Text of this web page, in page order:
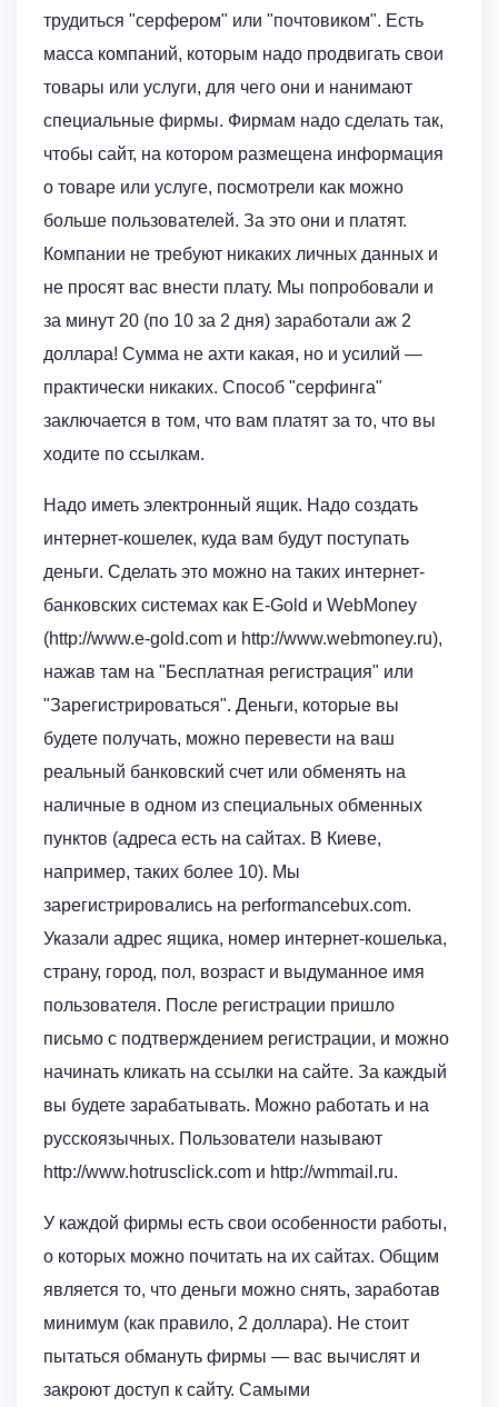
трудиться "серфером" или "почтовиком". Есть
масса компаний, которым надо продвигать свои
товары или услуги, для чего они и нанимают
специальные фирмы. Фирмам надо сделать так,
чтобы сайт, на котором размещена информация
о товаре или услуге, посмотрели как можно
больше пользователей. За это они и платят.
Компании не требуют никаких личных данных и
не просят вас внести плату. Мы попробовали и
за минут 20 (по 10 за 2 дня) заработали аж 2
доллара! Сумма не ахти какая, но и усилий —
практически никаких. Способ "серфинга"
заключается в том, что вам платят за то, что вы
ходите по ссылкам.
Hадо иметь электронный ящик. Hадо создать
интернет-кошелек, куда вам будут поступать
деньги. Сделать это можно на таких интернет-
банковских системах как E-Gold и WebMoney
(http://www.e-gold.com и http://www.webmoney.ru),
нажав там на "Бесплатная регистрация" или
"Зарегистрироваться". Деньги, которые вы
будете получать, можно перевести на ваш
реальный банковский счет или обменять на
наличные в одном из специальных обменных
пунктов (адреса есть на сайтах. В Киеве,
например, таких более 10). Mы
зарегистрировались на performancebux.com.
Указали адрес ящика, номер интернет-кошелька,
страну, город, пол, возраст и выдуманное имя
пользователя. После регистрации пришло
письмо с подтверждением регистрации, и можно
начинать кликать на ссылки на сайте. За каждый
вы будете зарабатывать. Mожно работать и на
русскоязычных. Пользователи называют
http://www.hotrusclick.com и http://wmmail.ru.
У каждой фирмы есть свои особенности работы,
о которых можно почитать на их сайтах. Общим
является то, что деньги можно снять, заработав
минимум (как правило, 2 доллара). Hе стоит
пытаться обмануть фирмы — вас вычислят и
закроют доступ к сайту. Самыми